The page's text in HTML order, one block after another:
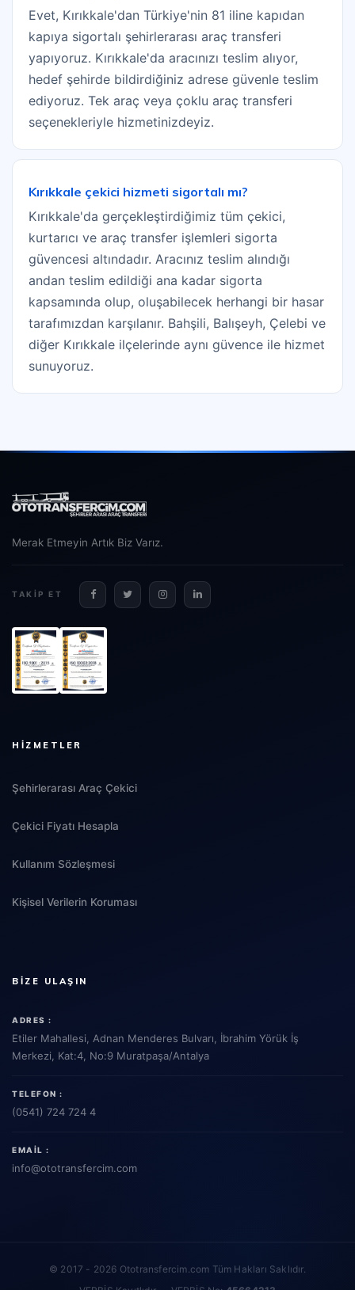
Evet, Kırıkkale'dan Türkiye'nin 81 iline kapıdan
kapıya sigortalı şehirlerarası araç transferi
yapıyoruz. Kırıkkale'da aracınızı teslim alıyor,
hedef şehirde bildirdiğiniz adrese güvenle teslim
ediyoruz. Tek araç veya çoklu araç transferi
seçenekleriyle hizmetinizdeyiz.
Kırıkkale çekici hizmeti sigortalı mı?
Kırıkkale'da gerçekleştirdiğimiz tüm çekici,
kurtarıcı ve araç transfer işlemleri sigorta
güvencesi altındadır. Aracınız teslim alındığı
andan teslim edildiği ana kadar sigorta
kapsamında olup, oluşabilecek herhangi bir hasar
tarafımızdan karşılanır. Bahşili, Balışeyh, Çelebi ve
diğer Kırıkkale ilçelerinde aynı güvence ile hizmet
sunuyoruz.
Merak Etmeyin Artık Biz Varız.
TAKIP ET
HIZMETLER
Şehirlerarası Araç Çekici
Çekici Fiyatı Hesapla
Kullanım Sözleşmesi
Kişisel Verilerin Koruması
BIZE ULAŞIN
ADRES :
Etiler Mahallesi, Adnan Menderes Bulvarı, İbrahim Yörük İş
Merkezi, Kat:4, No:9 Muratpaşa/Antalya
TELEFON :
(0541) 724 724 4
EMAIL :
info@ototransfercim.com
© 2017 - 2026 Ototransfercim.com Tüm Hakları Saklıdır.